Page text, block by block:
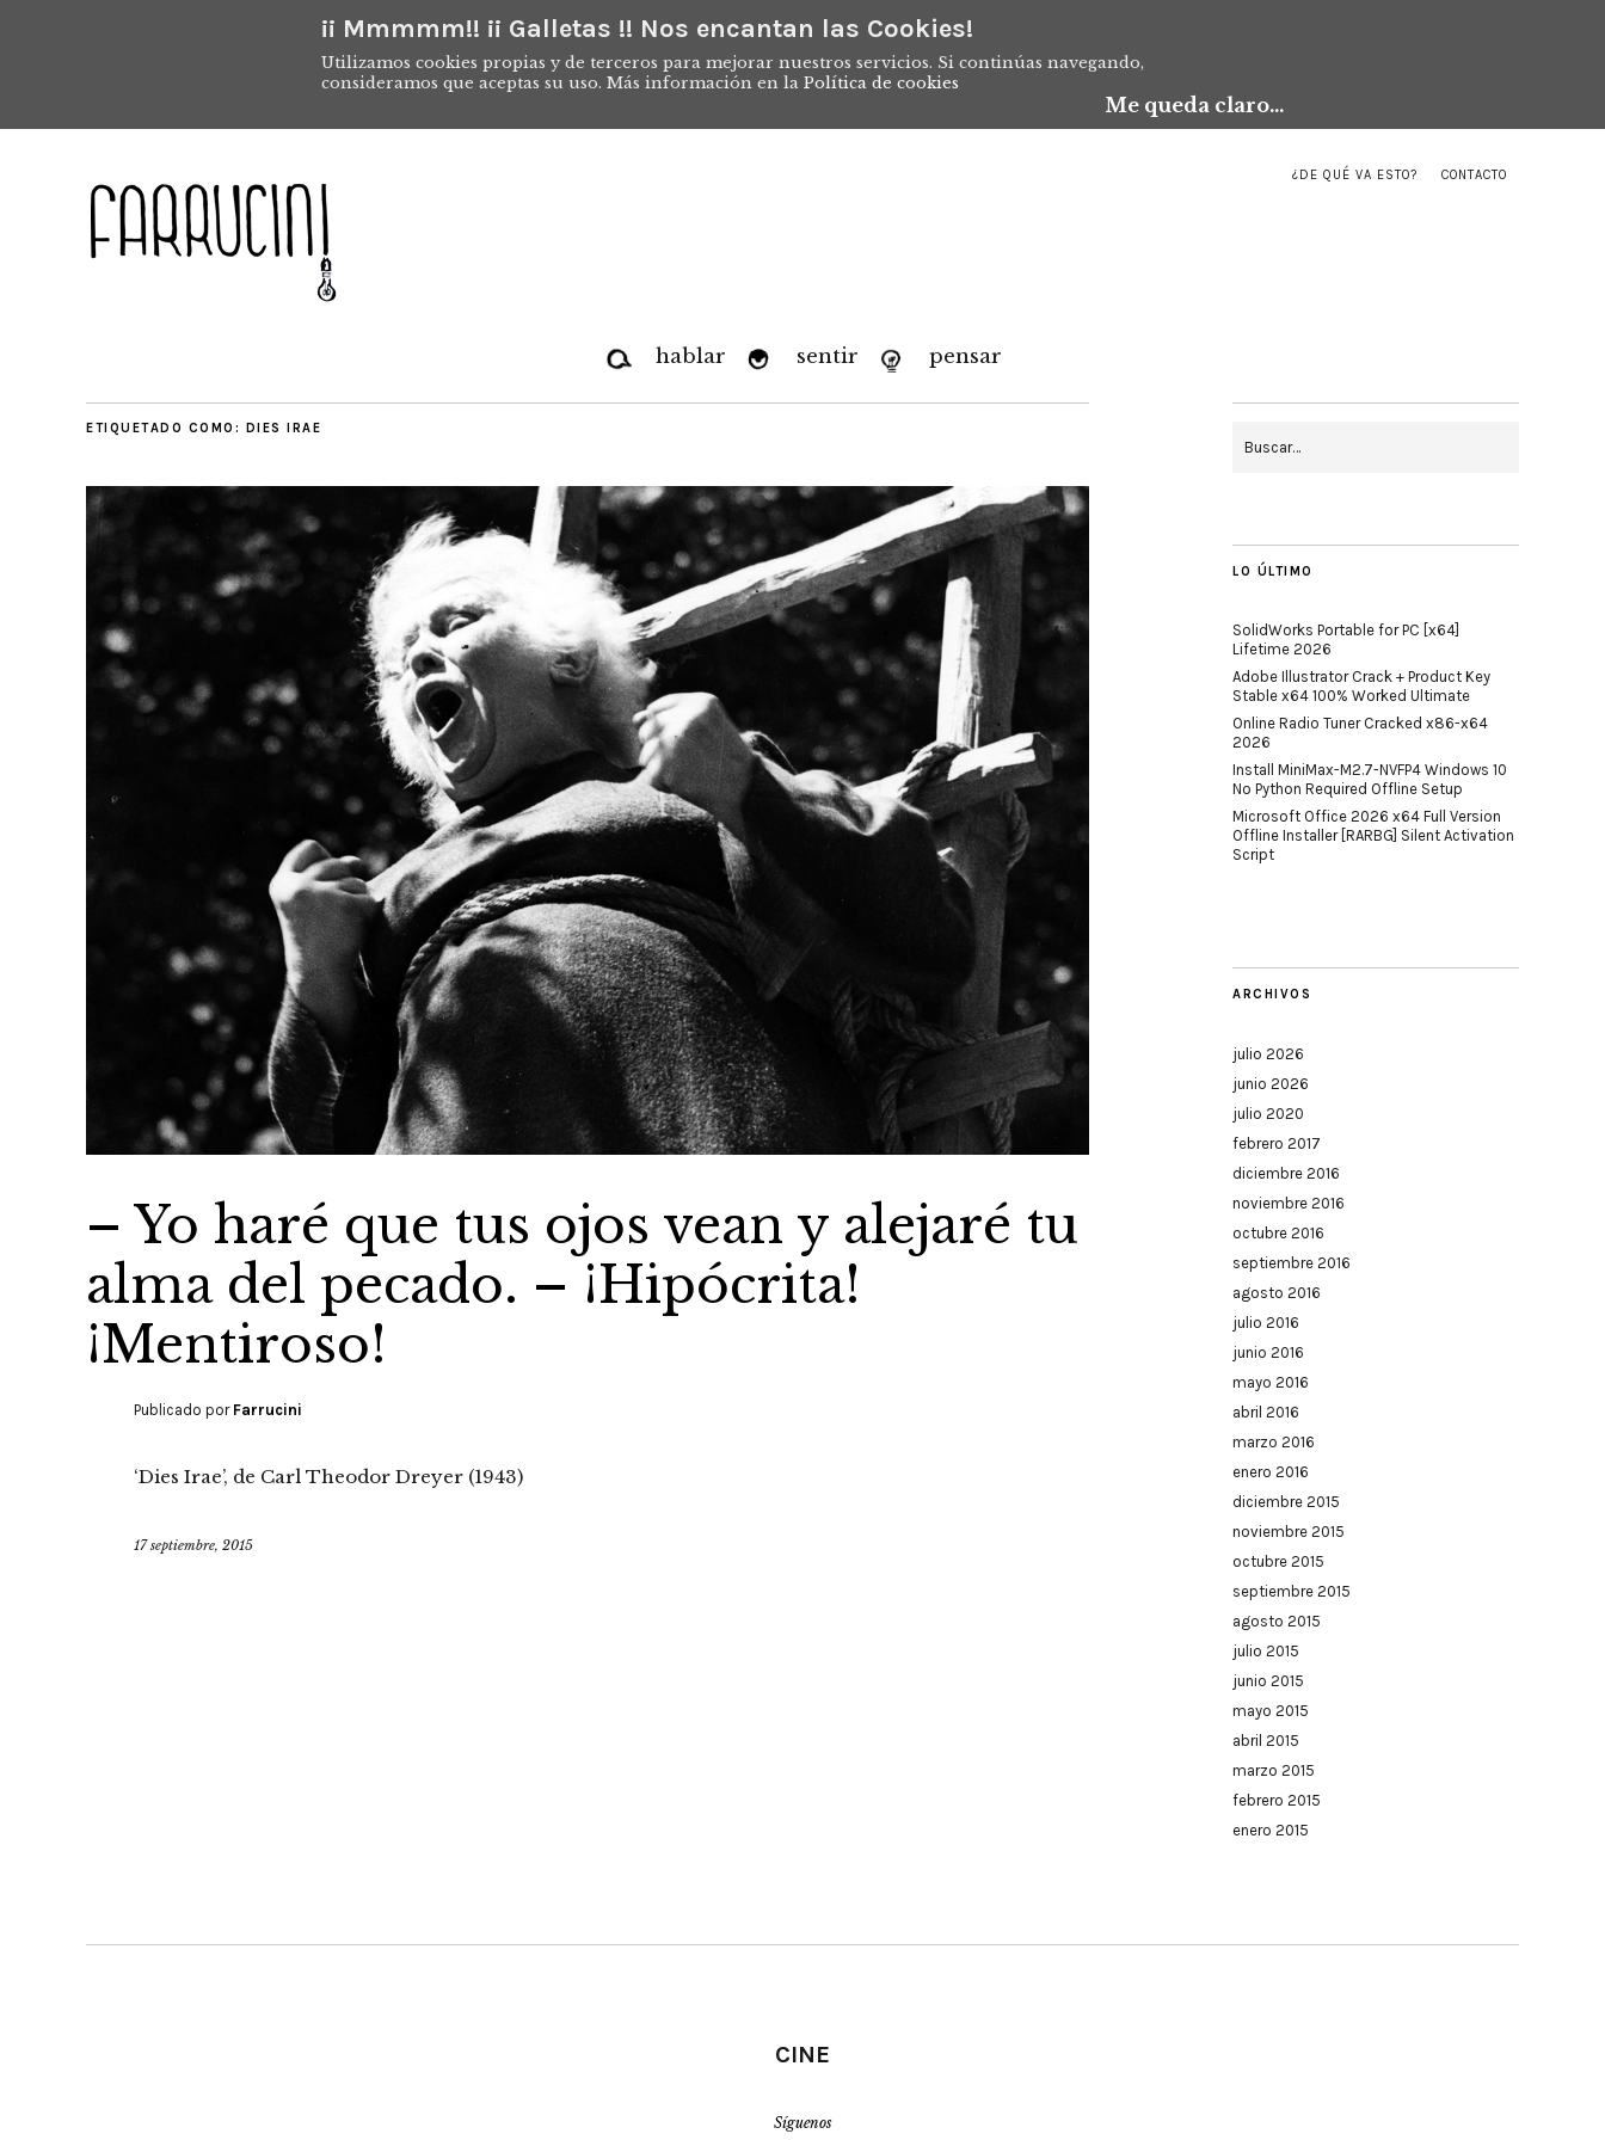
¡¡ Mmmmm!! ¡¡ Galletas !! Nos encantan las Cookies!
Utilizamos cookies propias y de terceros para mejorar nuestros servicios. Si continúas navegando,
consideramos que aceptas su uso. Más información en la Política de cookies
Me queda claro...
¿DE QUÉ VA ESTO? CONTACTO
hablar sentir pensar
ETIQUETADO COMO: DIES IRAE
– Yo haré que tus ojos vean y alejaré tu
alma del pecado. – ¡Hipócrita!
¡Mentiroso!
Publicado por Farrucini
‘Dies Irae’, de Carl Theodor Dreyer (1943)
17 septiembre, 2015
LO ÚLTIMO
SolidWorks Portable for PC [x64]
Lifetime 2026
Adobe Illustrator Crack + Product Key
Stable x64 100% Worked Ultimate
Online Radio Tuner Cracked x86-x64
2026
Install MiniMax-M2.7-NVFP4 Windows 10
No Python Required Offline Setup
Microsoft Office 2026 x64 Full Version
Offline Installer [RARBG] Silent Activation
Script
ARCHIVOS
julio 2026
junio 2026
julio 2020
febrero 2017
diciembre 2016
noviembre 2016
octubre 2016
septiembre 2016
agosto 2016
julio 2016
junio 2016
mayo 2016
abril 2016
marzo 2016
enero 2016
diciembre 2015
noviembre 2015
octubre 2015
septiembre 2015
agosto 2015
julio 2015
junio 2015
mayo 2015
abril 2015
marzo 2015
febrero 2015
enero 2015
CINE
Síguenos